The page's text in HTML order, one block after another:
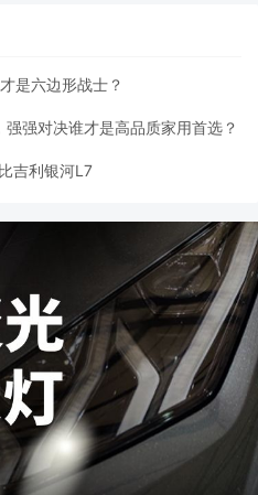
是六边形战士？
强对决谁才是高品质家用首选？
吉利银河L7